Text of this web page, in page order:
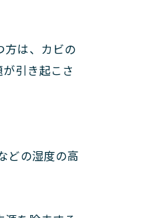
方は、カビの
引き起こさ
どの湿度の高